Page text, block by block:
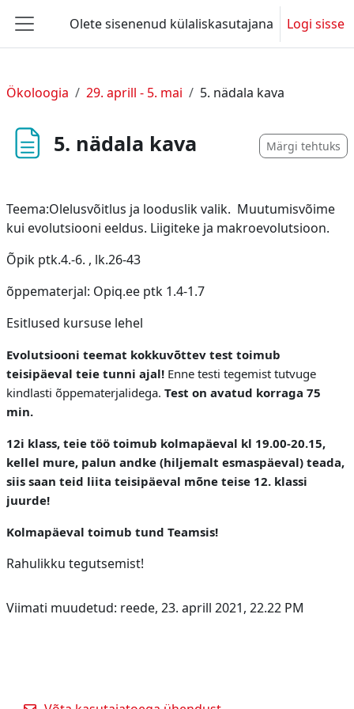
Küljepaneel
Olete sisenenud külaliskasutajana Logi sisse
Ökoloogia 29. aprill - 5. mai 5. nädala kava
5. nädala kava Märgi tehtuks
Teema:Olelusvõitlus ja looduslik valik. Muutumisvõime
kui evolutsiooni eeldus. Liigiteke ja makroevolutsioon.
Õpik ptk.4.-6. , lk.26-43
õppematerjal: Opiq.ee ptk 1.4-1.7
Esitlused kursuse lehel
Evolutsiooni teemat kokkuvõttev test toimub
teisipäeval teie tunni ajal! Enne testi tegemist tutvuge
kindlasti õppematerjalidega. Test on avatud korraga 75
min.
12i klass, teie töö toimub kolmapäeval kl 19.00-20.15,
kellel mure, palun andke (hiljemalt esmaspäeval) teada,
siis saan teid liita teisipäeval mõne teise 12. klassi
juurde!
Kolmapäeval toimub tund Teamsis!
Rahulikku tegutsemist!
Viimati muudetud: reede, 23. aprill 2021, 22.22 PM